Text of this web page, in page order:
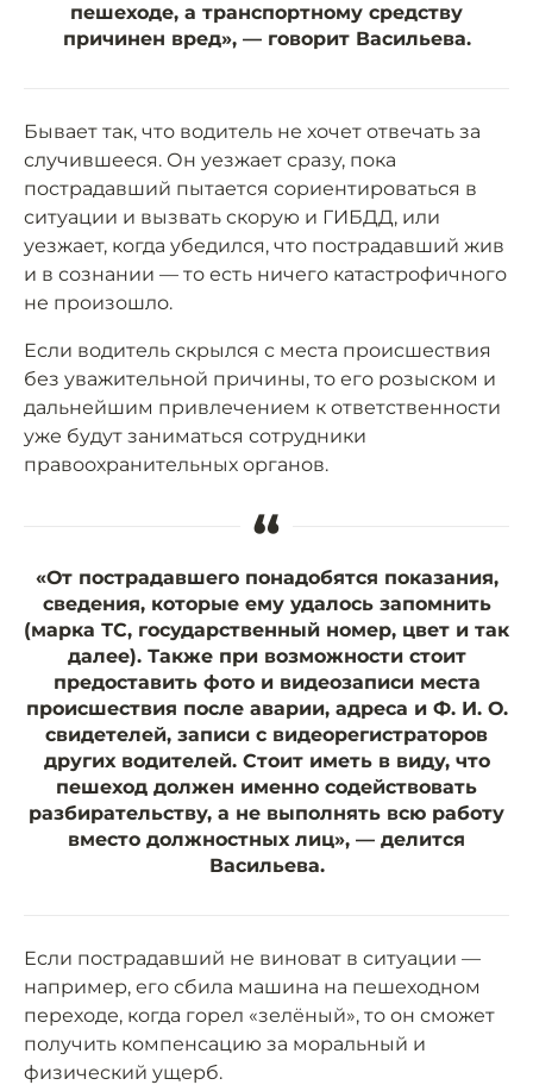
пешеходе, а транспортному средству
причинен вред», — говорит Васильева.
Бывает так, что водитель не хочет отвечать за
случившееся. Он уезжает сразу, пока
пострадавший пытается сориентироваться в
ситуации и вызвать скорую и ГИБДД, или
уезжает, когда убедился, что пострадавший жив
и в сознании — то есть ничего катастрофичного
не произошло.
Если водитель скрылся с места происшествия
без уважительной причины, то его розыском и
дальнейшим привлечением к ответственности
уже будут заниматься сотрудники
правоохранительных органов.
“
«От пострадавшего понадобятся показания,
сведения, которые ему удалось запомнить
(марка ТС, государственный номер, цвет и так
далее). Также при возможности стоит
предоставить фото и видеозаписи места
происшествия после аварии, адреса и Ф. И. О.
свидетелей, записи с видеорегистраторов
других водителей. Стоит иметь в виду, что
пешеход должен именно содействовать
разбирательству, а не выполнять всю работу
вместо должностных лиц», — делится
Васильева.
Если пострадавший не виноват в ситуации —
например, его сбила машина на пешеходном
переходе, когда горел «зелёный», то он сможет
получить компенсацию за моральный и
физический ущерб.